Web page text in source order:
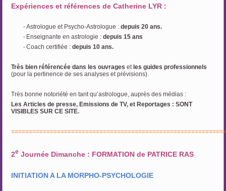
Expériences et références de Catherine LYR :
-Astrologue et Psycho-Astrologue :depuis 20 ans.
- Enseignante en astrologie :depuis 15 ans
-Coach certifiée : depuis 10 ans.
Très bien référencée dans les ouvragesetles guides professionnels
(pour la pertinence de ses analyses et prévisions).
Très bonne notoriété en tant qu’astrologue, auprès des médias :
Les Articles de presse, Emissions de TV, et Reportages : SONT
VISIBLES SUR CE SITE.
2e Journée Dimanche : FORMATION de PATRICE RAS
INITIATION A LA MORPHO-PSYCHOLOGIE